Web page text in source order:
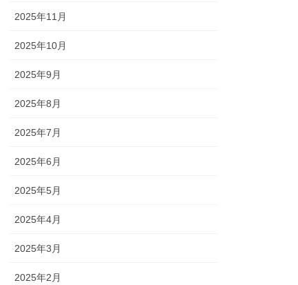
2025年11月
2025年10月
2025年9月
2025年8月
2025年7月
2025年6月
2025年5月
2025年4月
2025年3月
2025年2月